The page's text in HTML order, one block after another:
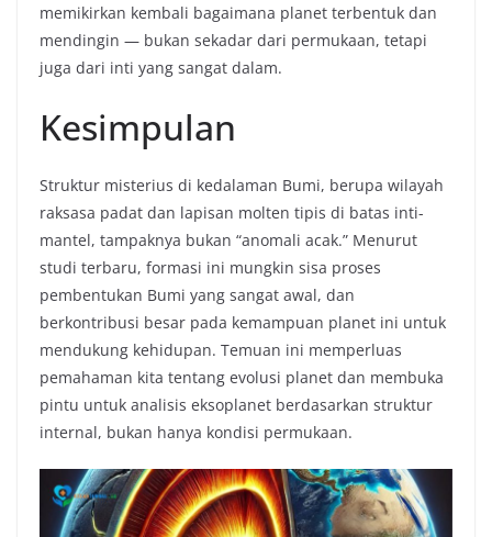
memikirkan kembali bagaimana planet terbentuk dan
mendingin — bukan sekadar dari permukaan, tetapi
juga dari inti yang sangat dalam.
Kesimpulan
Struktur misterius di kedalaman Bumi, berupa wilayah
raksasa padat dan lapisan molten tipis di batas inti-
mantel, tampaknya bukan “anomali acak.” Menurut
studi terbaru, formasi ini mungkin sisa proses
pembentukan Bumi yang sangat awal, dan
berkontribusi besar pada kemampuan planet ini untuk
mendukung kehidupan. Temuan ini memperluas
pemahaman kita tentang evolusi planet dan membuka
pintu untuk analisis eksoplanet berdasarkan struktur
internal, bukan hanya kondisi permukaan.